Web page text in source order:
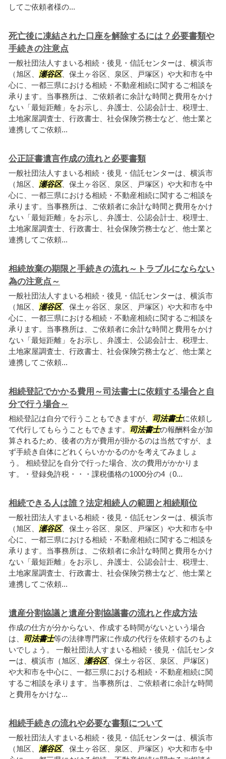
してご依頼者様の...
死亡後に凍結された口座を解除するには？必要書類や
手続きの注意点
一般社団法人すまいる相続・後見・信託センターは、横浜市
（旭区、 瀬谷区、保土ヶ谷区、泉区、戸塚区）や大和市を中
心に、一都三県における相続・不動産相続に関するご相談を
承ります。当事務所は、ご依頼者に余計な時間と費用をかけ
ない「最短距離」をお示し、弁護士、公認会計士、税理士、
土地家屋調査士、行政書士、社会保険労務士など、他士業と
連携してご依頼...
公正証書遺言作成の流れと必要書類
一般社団法人すまいる相続・後見・信託センターは、横浜市
（旭区、 瀬谷区、保土ヶ谷区、泉区、戸塚区）や大和市を中
心に、一都三県における相続・不動産相続に関するご相談を
承ります。当事務所は、ご依頼者に余計な時間と費用をかけ
ない「最短距離」をお示し、弁護士、公認会計士、税理士、
土地家屋調査士、行政書士、社会保険労務士など、他士業と
連携してご依頼...
相続放棄の期限と手続きの流れ～トラブルにならない
為の注意点～
一般社団法人すまいる相続・後見・信託センターは、横浜市
（旭区、 瀬谷区、保土ヶ谷区、泉区、戸塚区）や大和市を中
心に、一都三県における相続・不動産相続に関するご相談を
承ります。当事務所は、ご依頼者に余計な時間と費用をかけ
ない「最短距離」をお示し、弁護士、公認会計士、税理士、
土地家屋調査士、行政書士、社会保険労務士など、他士業と
連携してご依頼...
相続登記でかかる費用～司法書士に依頼する場合と自
分で行う場合～
相続登記は自分で行うこともできますが、 司法書士に依頼し
て代行してもらうこともできます。
司法書士の報酬料金が加
算されるため、後者の方が費用が掛かるのは当然ですが、ま
ず手続き自体にどれくらいかかるのかを考えてみましょ
う。 相続登記を自分で行った場合、次の費用がかかりま
す。・登録免許税・・・課税価格の1000分の4（0...
相続できる人は誰？法定相続人の範囲と相続順位
一般社団法人すまいる相続・後見・信託センターは、横浜市
（旭区、 瀬谷区、保土ヶ谷区、泉区、戸塚区）や大和市を中
心に、一都三県における相続・不動産相続に関するご相談を
承ります。当事務所は、ご依頼者に余計な時間と費用をかけ
ない「最短距離」をお示し、弁護士、公認会計士、税理士、
土地家屋調査士、行政書士、社会保険労務士など、他士業と
連携してご依頼...
遺産分割協議と遺産分割協議書の流れと作成方法
作成の仕方が分からない、作成する時間がないという場合
は、
司法書士等の法律専門家に作成の代行を依頼するのもよ
いでしょう。 一般社団法人すまいる相続・後見・信託センタ
ーは、横浜市（旭区、 瀬谷区、保土ヶ谷区、泉区、戸塚区）
や大和市を中心に、一都三県における相続・不動産相続に関
するご相談を承ります。当事務所は、ご依頼者に余計な時間
と費用をかけな...
相続手続きの流れや必要な書類について
一般社団法人すまいる相続・後見・信託センターは、横浜市
（旭区、 瀬谷区、保土ヶ谷区、泉区、戸塚区）や大和市を中